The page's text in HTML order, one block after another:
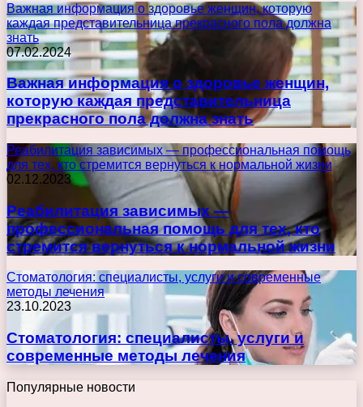
Важная информация о здоровье женщин, которую
каждая представительница прекрасного пола должна
знать
07.02.2024
Важная информация о здоровье женщин,
которую каждая представительница
прекрасного пола должна знать
Реабилитация зависимых — профессиональная помощь
для тех, кто стремится вернуться к нормальной жизни
02.12.2023
Реабилитация зависимых —
профессиональная помощь для тех, кто
стремится вернуться к нормальной жизни
Стоматология: специалисты, услуги и современные
методы лечения
23.10.2023
Стоматология: специалисты, услуги и
современные методы лечения
Популярные новости